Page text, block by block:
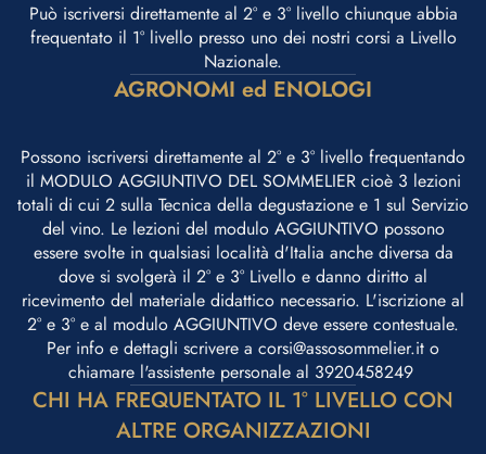
Può iscriversi direttamente al 2° e 3° livello chiunque abbia
frequentato il 1° livello presso uno dei nostri corsi a Livello
Nazionale.
AGRONOMI ed ENOLOGI
Possono iscriversi direttamente al 2° e 3° livello frequentando
il MODULO AGGIUNTIVO DEL SOMMELIER cioè 3 lezioni
totali di cui 2 sulla Tecnica della degustazione e 1 sul Servizio
del vino. Le lezioni del modulo AGGIUNTIVO possono
essere svolte in qualsiasi località d'Italia anche diversa da
dove si svolgerà il 2° e 3° Livello e danno diritto al
ricevimento del materiale didattico necessario. L'iscrizione al
2° e 3° e al modulo AGGIUNTIVO deve essere contestuale.
Per info e dettagli scrivere a corsi@assosommelier.it o
chiamare l'assistente personale al 3920458249 ​
CHI HA FREQUENTATO IL 1° LIVELLO CON
ALTRE ORGANIZZAZIONI